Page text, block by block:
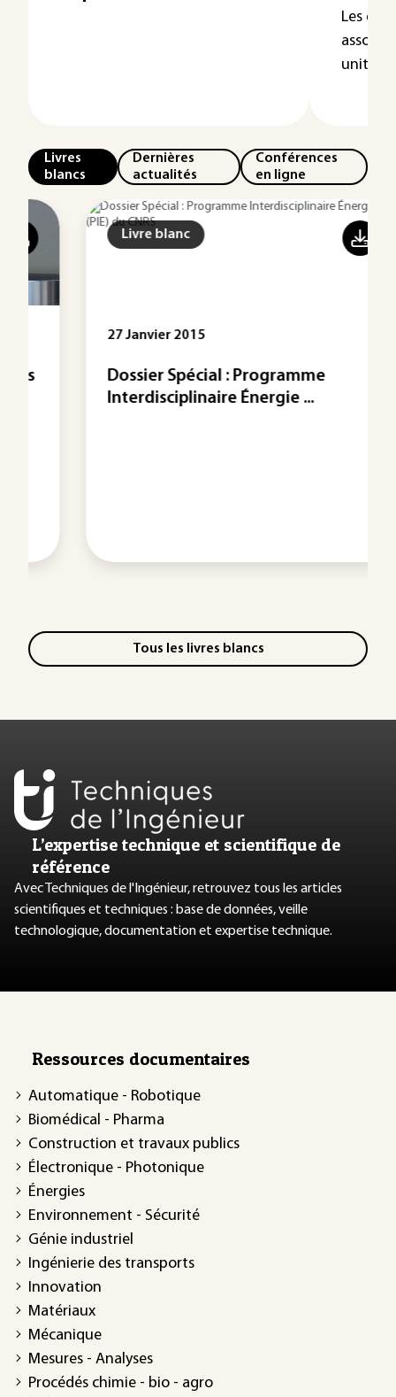
Les
unités
Livres
blancs
Dernières
actualités
Conférences
en ligne
Livre blanc
27 Janvier 2015
Dossier Spécial : Programme
Interdisciplinaire Énergie ...
Tous les livres blancs
L’expertise technique et scientifique de
référence
Avec Techniques de l'Ingénieur, retrouvez tous les articles
scientifiques et techniques : base de données, veille
technologique, documentation et expertise technique.
Ressources documentaires
Automatique - Robotique
Biomédical - Pharma
Construction et travaux publics
Électronique - Photonique
Énergies
Environnement - Sécurité
Génie industriel
Ingénierie des transports
Innovation
Matériaux
Mécanique
Mesures - Analyses
Procédés chimie - bio - agro